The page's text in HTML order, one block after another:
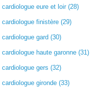
cardiologue eure et loir (28)
cardiologue finistère (29)
cardiologue gard (30)
cardiologue haute garonne (31)
cardiologue gers (32)
cardiologue gironde (33)